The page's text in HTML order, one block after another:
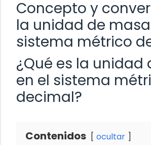
Concepto y
la unidad de
sistema métrico
¿Qué es la unidad
en el sistema
decimal?
Contenidos ocultar